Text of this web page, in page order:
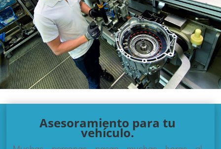
Asesoramiento para tu
vehículo.